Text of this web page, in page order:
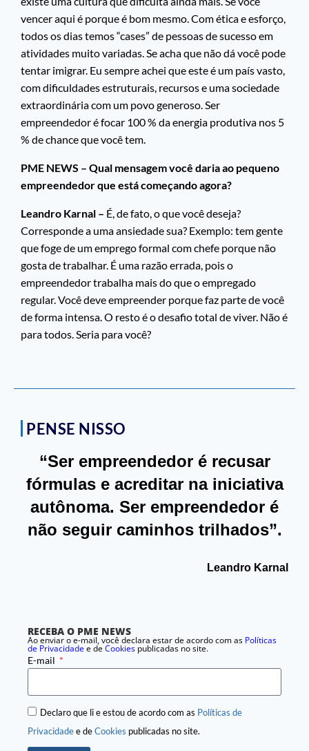
vencer aqui é porque é bom mesmo. Com ética e esforço,
todos os dias temos “cases” de pessoas de sucesso em
atividades muito variadas. Se acha que não dá você pode
tentar imigrar. Eu sempre achei que este é um país vasto,
com dificuldades estruturais, recursos e uma sociedade
extraordinária com um povo generoso. Ser
empreendedor é focar 100 % da energia produtiva nos 5
% de chance que você tem.
PME NEWS – Qual mensagem você daria ao pequeno
empreendedor que está começando agora?
Leandro Karnal – É, de fato, o que você deseja?
Corresponde a uma ansiedade sua? Exemplo: tem gente
que foge de um emprego formal com chefe porque não
gosta de trabalhar. É uma razão errada, pois o
empreendedor trabalha mais do que o empregado
regular. Você deve empreender porque faz parte de você
de forma intensa. O resto é o desafio total de viver. Não é
para todos. Seria para você?
PENSE NISSO
“Ser empreendedor é recusar
fórmulas e acreditar na iniciativa
autônoma. Ser empreendedor é
não seguir caminhos trilhados”.
Leandro Karnal
RECEBA O PME NEWS
Ao enviar o e-mail, você declara estar de acordo com as Políticas
de Privacidadee deCookies publicadas no site.
E-mail
Declaro que li e estou de acordo com as Políticas de
Privacidadee deCookies publicadas no site.